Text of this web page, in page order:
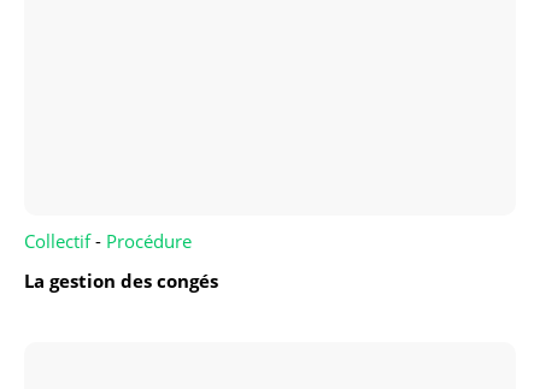
Collectif- Procédure
La gestion des congés